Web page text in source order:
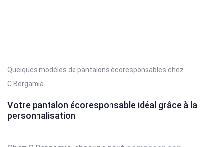
Quelques modèles de pantalons écoresponsables chez
C.Bergamia
Votre pantalon écoresponsable idéal grâce à la
personnalisation